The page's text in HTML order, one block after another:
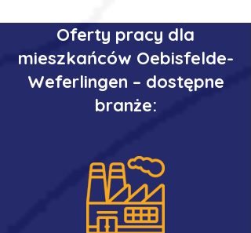
Oferty pracy dla
mieszkańców Oebisfelde-
Weferlingen – dostępne
branże: